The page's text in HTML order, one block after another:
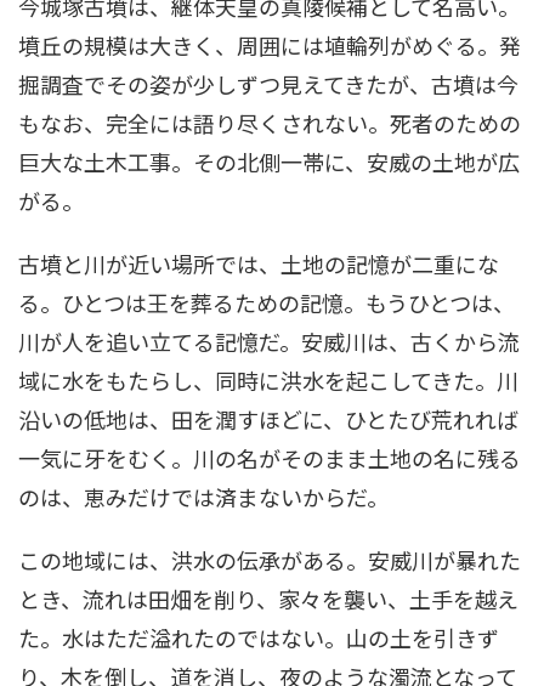
墳丘の規模は大きく、周囲には埴輪列がめぐる。発
掘調査でその姿が少しずつ見えてきたが、古墳は今
もなお、完全には語り尽くされない。死者のための
巨大な土木工事。その北側一帯に、安威の土地が広
がる。
古墳と川が近い場所では、土地の記憶が二重にな
る。ひとつは王を葬るための記憶。もうひとつは、
川が人を追い立てる記憶だ。安威川は、古くから流
域に水をもたらし、同時に洪水を起こしてきた。川
沿いの低地は、田を潤すほどに、ひとたび荒れれば
一気に牙をむく。川の名がそのまま土地の名に残る
のは、恵みだけでは済まないからだ。
この地域には、洪水の伝承がある。安威川が暴れた
とき、流れは田畑を削り、家々を襲い、土手を越え
た。水はただ溢れたのではない。山の土を引きず
り、木を倒し、道を消し、夜のような濁流となって